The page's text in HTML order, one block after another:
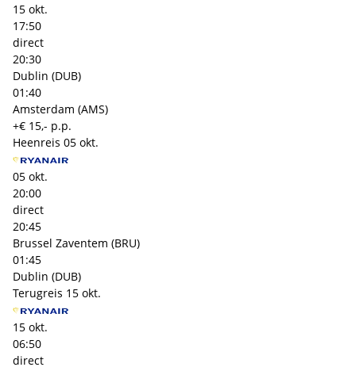
15 okt.
17:50
direct
20:30
Dublin (DUB)
01:40
Amsterdam (AMS)
+€ 15,- p.p.
Heenreis 05 okt.
05 okt.
20:00
direct
20:45
Brussel Zaventem (BRU)
01:45
Dublin (DUB)
Terugreis 15 okt.
15 okt.
06:50
direct